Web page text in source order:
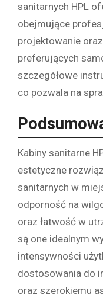
sanitarnych HPL
obejmujące
projektowanie
preferujących
szczegółowe
co pozwala na
Kabiny sanitarne
estetyczne
sanitarnych w
odporność na
oraz łatwość w
są one idealnym
intensywności
dostosowania do
oraz szerokiemu